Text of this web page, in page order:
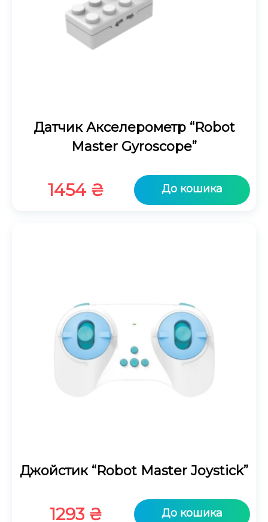
Датчик Акселерометр “Robot
Master Gyroscope”
1454 ₴ До кошика
Джойстик “Robot Master Joystick”
1293 ₴ До кошика